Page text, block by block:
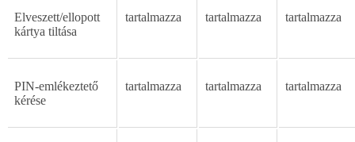
Elveszett/ellopott
kártya tiltása
tartalmazza tartalmazza tartalmazza
PIN-emlékeztető
kérése
tartalmazza tartalmazza tartalmazza